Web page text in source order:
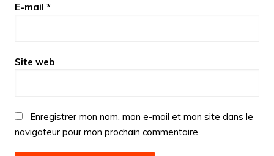
E-mail *
Site web
Enregistrer mon nom, mon e-mail et mon site dans le
navigateur pour mon prochain commentaire.